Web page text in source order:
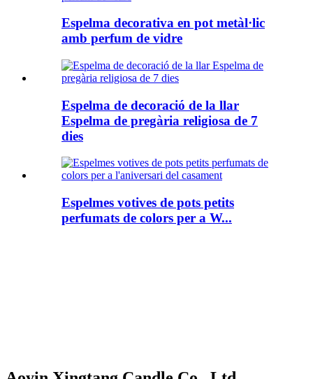
Espelma decorativa en pot metàl·lic
amb perfum de vidre
Espelma de decoració de la llar
Espelma de pregària religiosa de 7
dies
Espelmes votives de pots petits
perfumats de colors per a W...